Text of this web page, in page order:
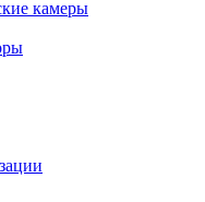
камеры